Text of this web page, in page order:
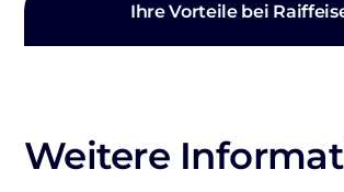
Ihre Vorteile bei
Weitere